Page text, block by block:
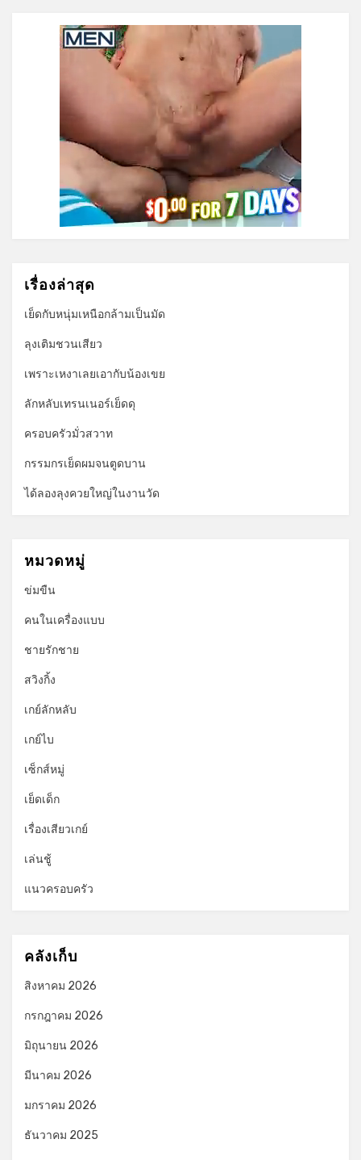
เรื่องล่าสุด
เย็ดกับหนุ่มเหนือกล้ามเป็นมัด
ลุงเติมชวนเสียว
เพราะเหงาเลยเอากับน้องเขย
ลักหลับเทรนเนอร์เย็ดดุ
ครอบครัวมั่วสวาท
กรรมกรเย็ดผมจนตูดบาน
ได้ลองลุงควยใหญ่ในงานวัด
หมวดหมู่
ข่มขืน
คนในเครื่องแบบ
ชายรักชาย
สวิงกิ้ง
เกย์ลักหลับ
เกย์ไบ
เซ็กส์หมู่
เย็ดเด็ก
เรื่องเสียวเกย์
เล่นชู้
แนวครอบครัว
คลังเก็บ
สิงหาคม 2026
กรกฎาคม 2026
มิถุนายน 2026
มีนาคม 2026
มกราคม 2026
ธันวาคม 2025